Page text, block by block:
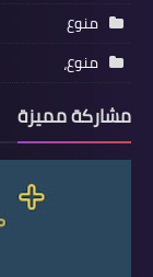
منوع
منوع،
مشاركة مميزة